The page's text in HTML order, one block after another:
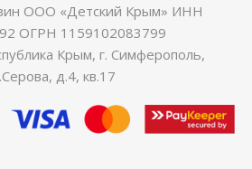
ООО «Детский Крым» ИНН
ОГРН 1159102083799
Крым, г. Симферополь,
д.4, кв.17